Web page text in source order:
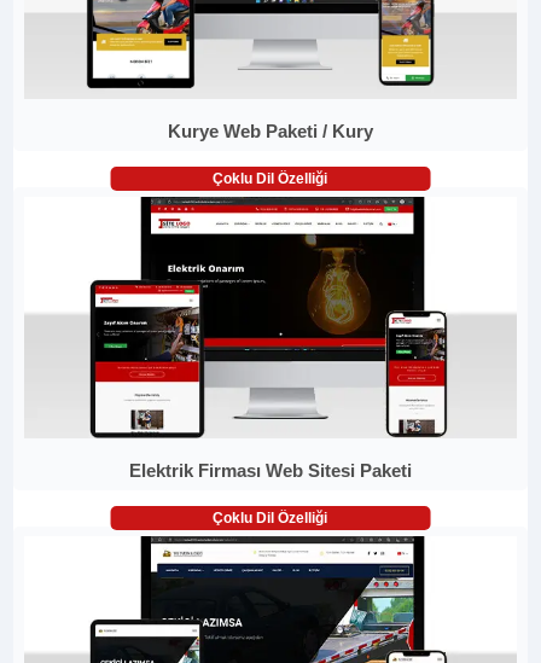
Kurye Web Paketi / Kury
Çoklu Dil Özelliği
Elektrik Firması Web Sitesi Paketi
Çoklu Dil Özelliği